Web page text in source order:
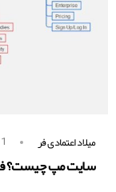
میلاد اعتمادی فر 1 سال ago
سایت مپ چیست؟